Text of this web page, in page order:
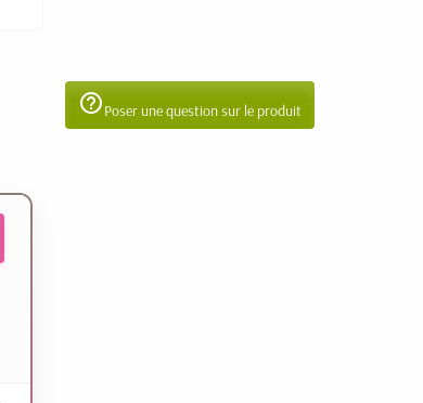
help_outlinePoser une question sur le produit